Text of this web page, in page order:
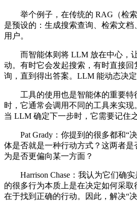
举个例子，在传统的 RAG（检索
是预设的：生成搜索查询、检索文
用户。
而智能体则将 LLM 放在中心，
动。有时它会发起搜索，有时直接
询，直到得出答案。LLM 能动态决定
工具的使用也是智能体的重要特
时，它通常会调用不同的工具来实现
当 LLM 确定下一步时，它需要记住
Pat Grady：你提到的很多都和“
体是否就是一种行动方式？这两者
为是否更偏向某一方面？
Harrison Chase：我认为它们确实
的很多行为本质上是在决定如何采
在于找到正确的行动。因此，解决“